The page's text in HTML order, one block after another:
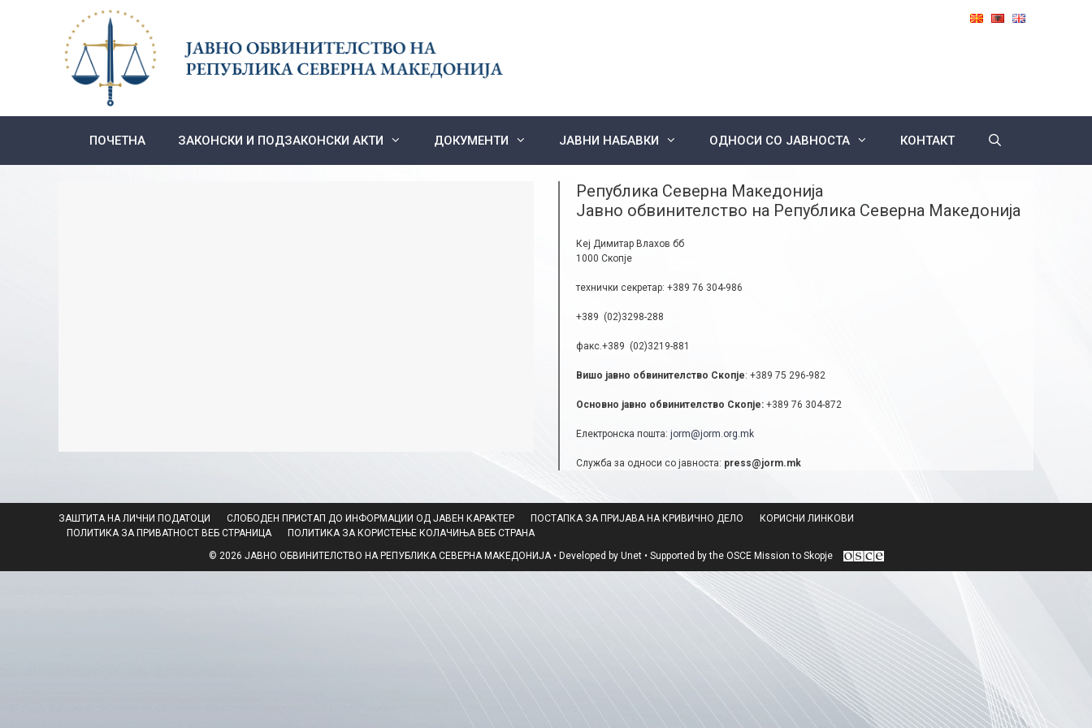
ПОЧЕТНА ЗАКОНСКИ И ПОДЗАКОНСКИ АКТИ ДОКУМЕНТИ ЈАВНИ НАБАВКИ ОДНОСИ СО ЈАВНОСТА КОНТАКТ
Република Северна Македонија
Јавно обвинителство на Република Северна Македонија
Кеј Димитар Влахов бб
1000 Скопје
технички секретар: +389 76 304-986
+389 (02)3298-288
факс.+389 (02)3219-881
Вишо јавно обвинителство Скопје: +389 75 296-982
Основно јавно обвинителство Скопје: +389 76 304-872
Електронска пошта: jorm@jorm.org.mk
Служба за односи со јавноста: press@jorm.mk
ЗАШТИТА НА ЛИЧНИ ПОДАТОЦИ СЛОБОДЕН ПРИСТАП ДО ИНФОРМАЦИИ ОД ЈАВЕН КАРАКТЕР ПОСТАПКА ЗА ПРИЈАВА НА КРИВИЧНО ДЕЛО
КОРИСНИ ЛИНКОВИ
ПОЛИТИКА ЗА ПРИВАТНОСТ ВЕБ СТРАНИЦА
ПОЛИТИКА ЗА КОРИСТЕЊЕ КОЛАЧИЊА ВЕБ СТРАНА
© 2026 ЈАВНО ОБВИНИТЕЛСТВО НА РЕПУБЛИКА СЕВЕРНА МАКЕДОНИЈА • Developed by Unet • Supported by the OSCE Mission to Skopje